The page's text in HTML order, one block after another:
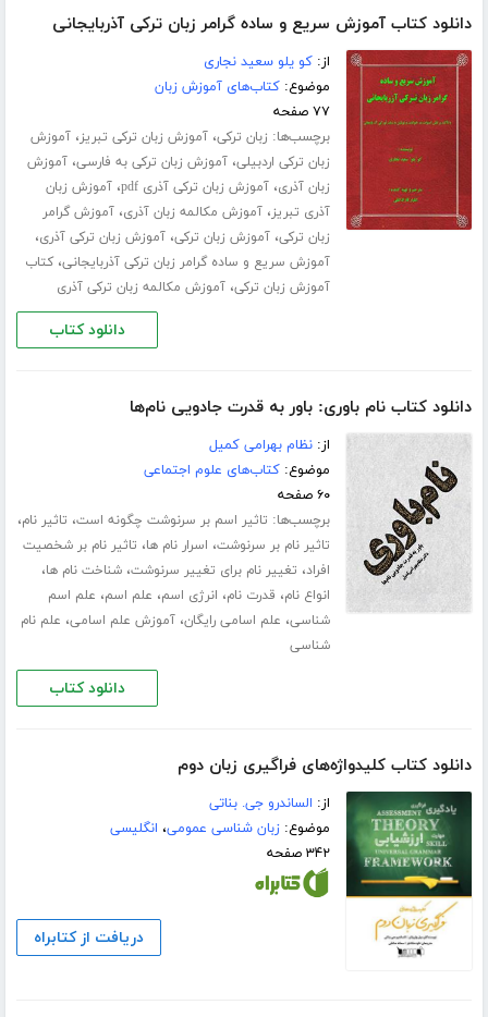
دانلود کتاب آموزش سریع و ساده گرامر زبان ترکی آذربایجانی
از:کو یلو سعید نجاری
موضوع:کتاب‌های آموزش زبان
۷۷ صفحه
برچسب‌ها: زبان ترکی،آموزش زبان ترکی تبریز،آموزش
زبان ترکی اردبیلی،آموزش زبان ترکی به فارسی،آموزش
زبان آذری،آموزش زبان ترکی آذری pdf ،آموزش زبان
آذری تبریز،آموزش مکالمه زبان آذری،آموزش گرامر
زبان ترکی،آموزش زبان ترکی،آموزش زبان ترکی آذری،
آموزش سریع و ساده گرامر زبان ترکی آذربایجانی،کتاب
آموزش زبان ترکی،آموزش مکالمه زبان ترکی آذری
دانلود کتاب
دانلود کتاب نام باوری: باور به قدرت جادویی نام‌ها
از:نظام بهرامی کمیل
موضوع:کتاب‌های علوم اجتماعی
۶۰ صفحه
برچسب‌ها: تاثیر اسم بر سرنوشت چگونه است، تاثیر نام،
تاثیر نام بر سرنوشت، اسرار نام ها، تاثیر نام بر شخصیت
افراد، تغییر نام برای تغییر سرنوشت،شناخت نام ها،
انواع نام، قدرت نام، انرژی اسم، علم اسم، علم اسم
شناسی، علم اسامی رایگان،آموزش علم اسامی، علم نام
شناسی
دانلود کتاب
دانلود کتاب کلیدواژه‌های فراگیری زبان دوم
از: الساندرو جی. بناتی
موضوع:زبان شناسی عمومی، انگلیسی
۳۴۲ صفحه
دریافت از کتابراه